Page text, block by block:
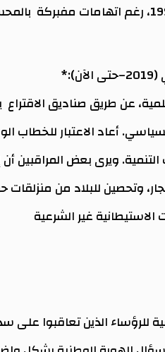
مسار الديمقراطية بدستور 1991، رغم
عن طريق صناديق
أعاد الاعتبار للخطاب
ويرى بعض المراقبين أن
وتحصين للبلاد من
غير الشرعية
للرؤساء الذين تعاقبوا على